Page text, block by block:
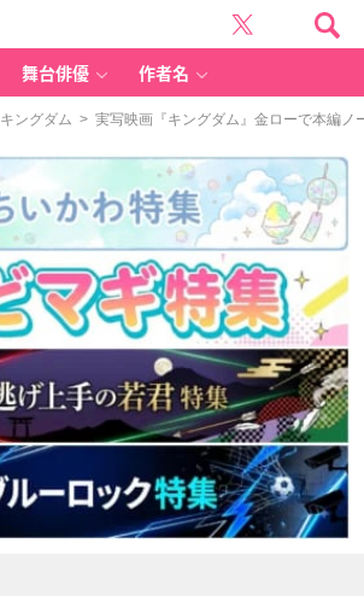
舞台俳優 作者名
キングダム > 実写映画『キングダム』金ローで本編ノ